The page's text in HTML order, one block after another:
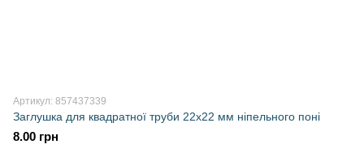
Артикул: 857437339
Заглушка для квадратної труби 22х22 мм ніпельного поні
8.00 грн